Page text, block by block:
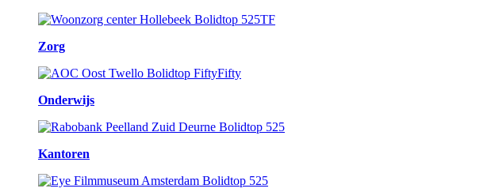
Zorg
Onderwijs
Kantoren